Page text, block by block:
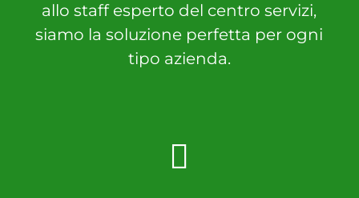
allo staff esperto del centro servizi,
siamo la soluzione perfetta per ogni
tipo azienda.